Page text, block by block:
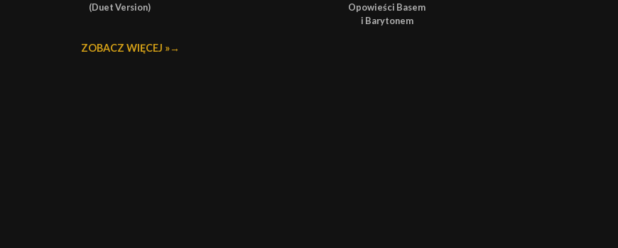
(Duet Version)
Opowieści Basem
i Barytonem
ZOBACZ WIĘCEJ »